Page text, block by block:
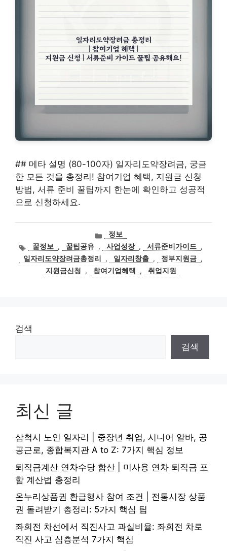
## 메타 설명 (80-100자) 일자리도약장려금, 궁금
한 모든 것을 총정리! 참여기업 혜택, 지원금 신청
방법, 서류 준비 꿀팁까지 한눈에 확인하고 성공적
으로 신청하세요.
카
테
고
리
정보
태
그
꿀정보 , 꿀팁공유 , 사업성장 , 서류준비가이드 ,
일자리도약장려금총정리
, 일자리창출 , 정부지원금 ,
지원금신청
, 참여기업혜택 , 취업지원
검색
검색
최신 글
삼척시 노인 일자리 | 중장년 취업, 시니어 알바, 공
공근로, 종합복지관 A to Z: 7가지 핵심 정보
퇴직금계산 연차수당 합산 | 미사용 연차 퇴직금 포
함 계산법 총정리
온누리상품권 환급행사 참여 조건 | 전통시장 상품
권 돌려받기 총정리: 5가지 핵심 팁
좌회전 차선에서 직진사고 과실비율: 좌회전 차로
직진 사고 심층분석 7가지 핵심